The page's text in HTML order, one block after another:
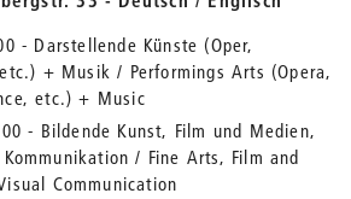
- Darstellende Künste (Oper,
+ Musik / Performings Arts (Opera,
etc.) + Music
- Bildende Kunst, Film und Medien,
/ Fine Arts, Film and
Communication